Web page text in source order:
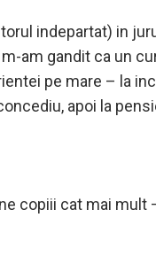
indepartat) in
am gandit ca un
pe mare – la
apoi la
copiii cat mai